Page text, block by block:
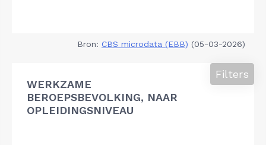
Bron: CBS microdata (EBB) (05-03-2026)
WERKZAME
BEROEPSBEVOLKING, NAAR
OPLEIDINGSNIVEAU
Filters